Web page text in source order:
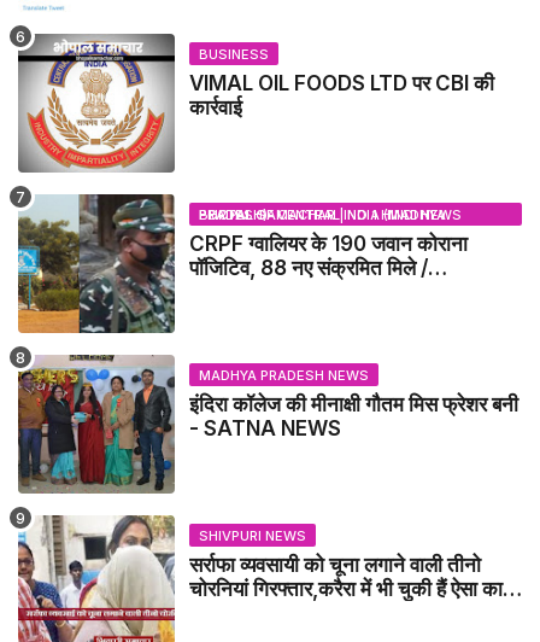
BUSINESS
VIMAL OIL FOODS LTD पर CBI की
कार्रवाई
BHOPAL SAMACHAR | NO 1 HINDI NEWS PORTAL OF CENTRAL INDIA (MADHYA PRADESH)
CRPF ग्वालियर के 190 जवान कोराना
पॉजिटिव, 88 नए संक्रमित मिले /
MADHYA PRADESH NEWS
इंदिरा कॉलेज की मीनाक्षी गौतम मिस फ्रेशर बनी
- SATNA NEWS
SHIVPURI NEWS
सर्राफा व्यवसायी को चूना लगाने वाली तीनो
चोरनियां गिरफ्तार,करैरा में भी चुकी हैं ऐसा काण्ड